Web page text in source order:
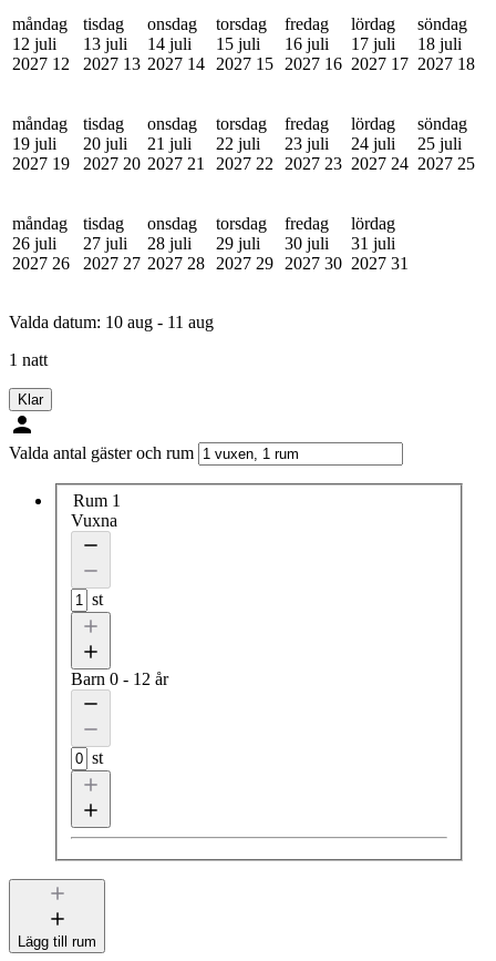
måndag
12 juli
2027 12
tisdag
13 juli
2027 13
onsdag
14 juli
2027 14
torsdag
15 juli
2027 15
fredag
16 juli
2027 16
lördag
17 juli
2027 17
söndag
18 juli
2027 18
måndag
19 juli
2027 19
tisdag
20 juli
2027 20
onsdag
21 juli
2027 21
torsdag
22 juli
2027 22
fredag
23 juli
2027 23
lördag
24 juli
2027 24
söndag
25 juli
2027 25
måndag
26 juli
2027 26
tisdag
27 juli
2027 27
onsdag
28 juli
2027 28
torsdag
29 juli
2027 29
fredag
30 juli
2027 30
lördag
31 juli
2027 31
Valda datum: 10 aug - 11 aug
1 natt
Klar
Valda antal gäster och rum
Rum 1
Vuxna
st
Barn 0 - 12 år
st
Lägg till rum